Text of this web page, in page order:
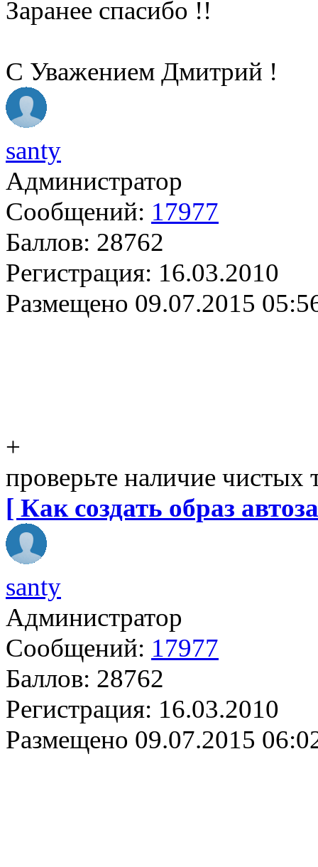
Заранее спасибо !!
С Уважением Дмитрий !
santy
Администратор
Сообщений: 17977
Баллов: 28762
Регистрация: 16.03.2010
Размещено 09.07.2015
+
проверьте наличие чистых
[ Как создать образ
santy
Администратор
Сообщений: 17977
Баллов: 28762
Регистрация: 16.03.2010
Размещено 09.07.2015